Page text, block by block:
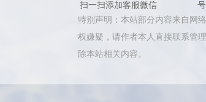
扫一扫添加客服微信
号
特别声明：本站部分内容来自网
权嫌疑，请作者本人直接联系管
除本站相关内容。